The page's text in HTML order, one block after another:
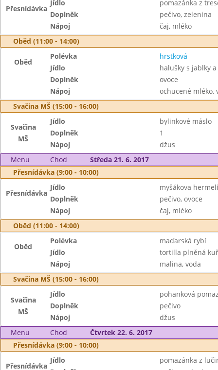
Přesnídávka
Jídlo
pomazánka z
Doplněk
pečivo, zelenina
Nápoj
čaj, mléko
Oběd (11:00 - 14:00)
Oběd
Polévka
hrstková
Jídlo
halušky s jablky
Doplněk
ovoce
Nápoj
ochucené mléko,
Svačina MŠ (15:00 - 16:00)
Svačina
MŠ
Jídlo
bylinkové máslo
Doplněk
1
Nápoj
džus
Menu
Chod
Středa 21. 6. 2017
Přesnídávka (9:00 - 10:00)
Přesnídávka
Jídlo
myšákova
Doplněk
pečivo, ovoce
Nápoj
čaj, mléko
Oběd (11:00 - 14:00)
Oběd
Polévka
maďarská rybí
Jídlo
tortilla plněná
Nápoj
malina, voda
Svačina MŠ (15:00 - 16:00)
Svačina
MŠ
Jídlo
pohanková
Doplněk
pečivo
Nápoj
džus
Menu
Chod
Čtvrtek 22. 6. 2017
Přesnídávka (9:00 - 10:00)
Přesnídávka
Jídlo
pomazánka z